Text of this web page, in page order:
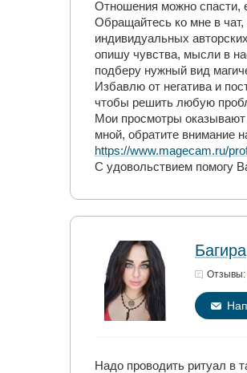
Отношения можно спасти,
Обращайтесь ко мне в
индивидуальных
опишу чувства, мысли в
подберу нужный вид
Избавлю от негатива и
чтобы решить любую
Мои просмотры оказывают
мной, обратите внимание
https://www.magecam.ru/
С удовольствием помогу
Багира
Отзывы:
Надо проводить ритуал в